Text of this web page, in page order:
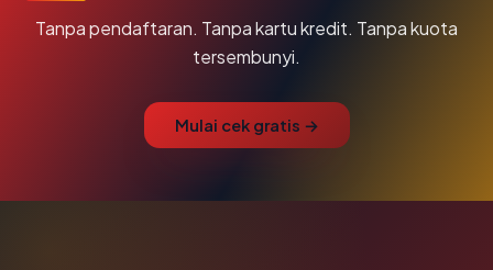
Tanpa pendaftaran. Tanpa kartu kredit. Tanpa kuota
tersembunyi.
Mulai cek gratis →